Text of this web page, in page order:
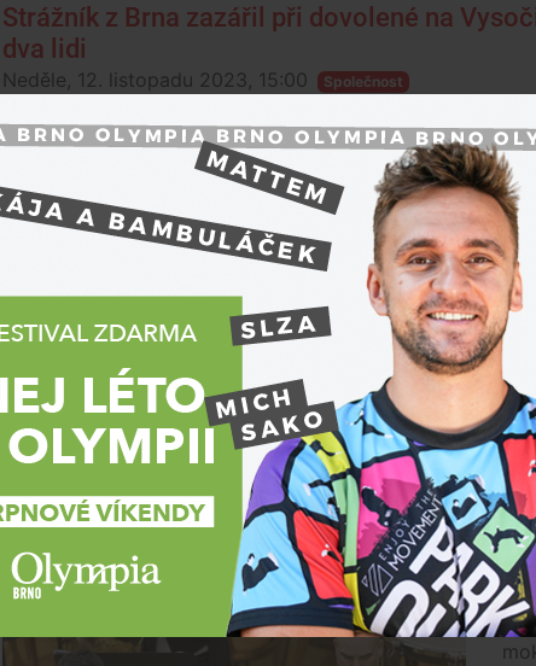
Strážník z Brna zazářil při dovolené na
dva lidi
Neděle, 12. listopadu 2023, 15:00 Společnost
na
při...
Premium
Hudebník z Brna ochutnává víno ušima.
koncertu
Středa, 1. listopadu 2023, 17:30 (Ne)obyčejní
Od